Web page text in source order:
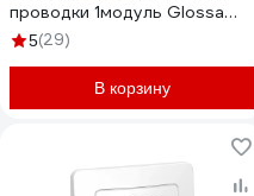
проводки 1модуль Glossa
16А IP20 с заземлением
5(29)
В корзину